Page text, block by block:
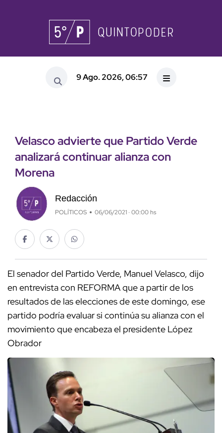
9 Ago. 2026, 06:57
Velasco advierte que Partido Verde
analizará continuar alianza con
Morena
Redacción
POLÍTICOS 06/06/2021 · 00:00 hs
El senador del Partido Verde, Manuel Velasco, dijo
en entrevista con REFORMA que a partir de los
resultados de las elecciones de este domingo, ese
partido podría evaluar si continúa su alianza con el
movimiento que encabeza el presidente López
Obrador